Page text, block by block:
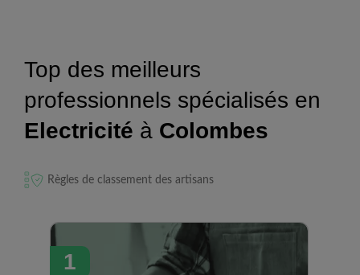
Top des meilleurs
professionnels spécialisés en
Electricité à Colombes
Règles de classement des artisans
1